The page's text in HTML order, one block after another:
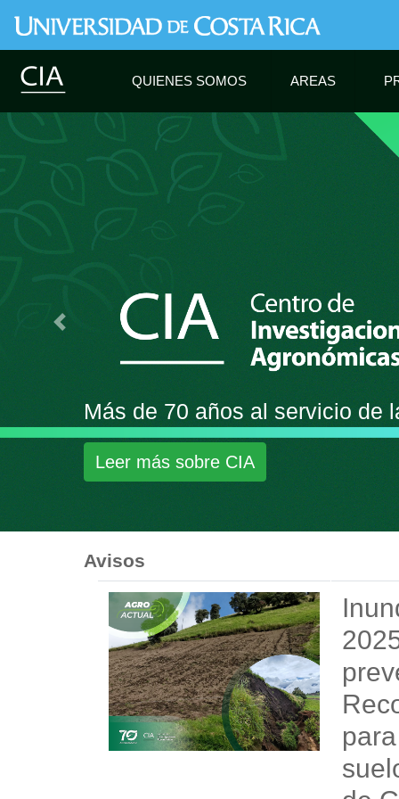
QUIENES SOMOS AREAS
Anterior elemento del carrusel
Avisos